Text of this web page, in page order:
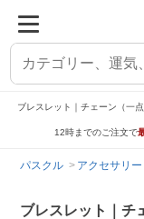
ブレスレット｜チェーン（一
12時までのご注文で
パスクル アクセサリー
ブレスレット｜チ